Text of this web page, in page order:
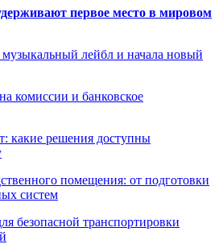
первое место в мировом
лейбл и начала новый
комиссии и банковское
какие решения доступны
помещения: от подготовки
систем
безопасной транспортировки